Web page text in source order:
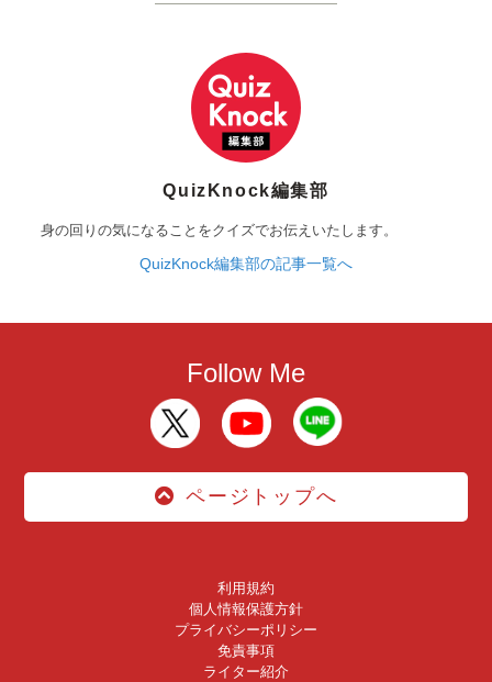
QuizKnock編集部
身の回りの気になることをクイズでお伝えいたします。
QuizKnock編集部の記事一覧へ
Follow Me
ページトップへ
利用規約
個人情報保護方針
プライバシーポリシー
免責事項
ライター紹介